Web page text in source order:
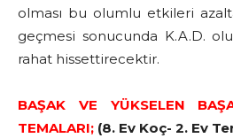
olması bu olumlu etkileri
geçmesi sonucunda K.A.D.
rahat hissettirecektir.
BAŞAK VE YÜKSELEN
TEMALARI; (8. Ev Koç- 2. Ev